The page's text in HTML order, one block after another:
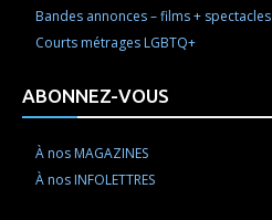
Bandes annonces – films + spectacles
Courts métrages LGBTQ+
ABONNEZ-VOUS
À nos MAGAZINES
À nos INFOLETTRES